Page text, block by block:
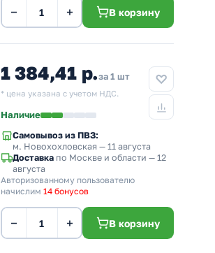
− + В корзину
1 384,41 р.за 1 шт
* цена указана с учетом НДС.
Наличие
Самовывоз из ПВЗ:
м. Новохохловская — 11 августа
Доставка по Москве и области — 12
августа
Авторизованному пользователю
начислим 14 бонусов
− + В корзину